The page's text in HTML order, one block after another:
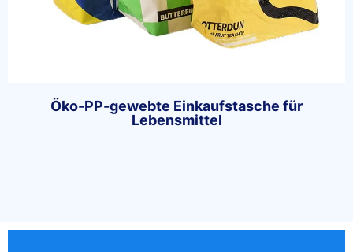
Öko-PP-gewebte Einkaufstasche für
Lebensmittel